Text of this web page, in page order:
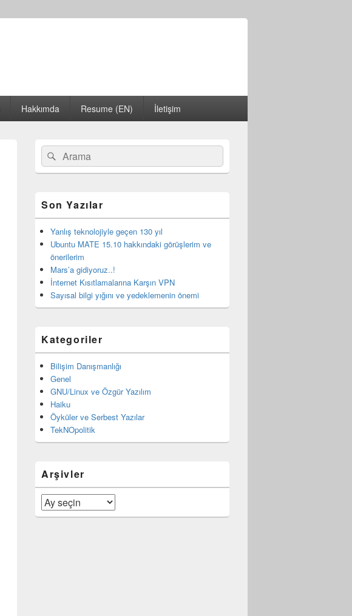
Hakkımda Resume (EN) İletişim
Birincil
bar
eklenti
Search
for:
Ara
Son Yazılar
Yanlış teknolojiyle geçen 130 yıl
Ubuntu MATE 15.10 hakkındaki görüşlerim ve
önerilerim
Mars’a gidiyoruz..!
İnternet Kısıtlamalarına Karşın VPN
Sayısal bilgi yığını ve yedeklemenin önemi
Kategoriler
Bilişim Danışmanlığı
Genel
GNU/Linux ve Özgür Yazılım
Haiku
Öyküler ve Serbest Yazılar
TekNOpolitik
Arşivler
Arşivler